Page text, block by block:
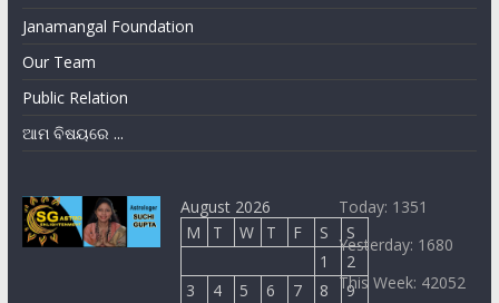
Janamangal Foundation
Our Team
Public Relation
ଆମ ବିଷୟରେ ...
August 2026
M
T W T F S
S
1
2
3
4 5 6 7 8
9
Today: 1351
Yesterday: 1680
This Week: 42052